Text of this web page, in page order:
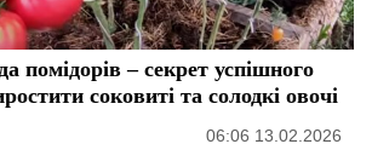
помідорів – секрет успішного
соковиті та солодкі овочі
06:06 13.02.2026